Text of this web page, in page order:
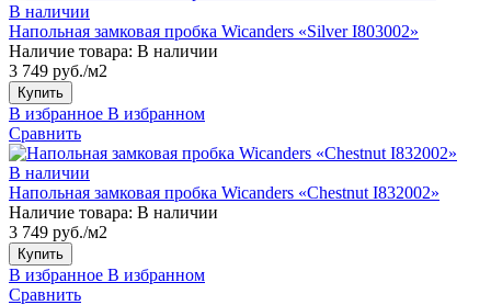
В наличии
Напольная замковая пробка Wicanders «Silver I803002»
Наличие товара: В наличии
3 749 руб./м2
Купить
В избранное В избранном
Сравнить
В наличии
Напольная замковая пробка Wicanders «Chestnut I832002»
Наличие товара: В наличии
3 749 руб./м2
Купить
В избранное В избранном
Сравнить